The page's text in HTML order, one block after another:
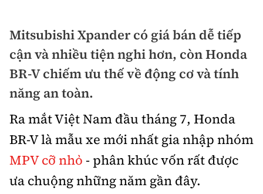
Góc nhìn
Tâm điểm
Xe chuyên dụng
Xe máy
Đánh giá xe
Đánh giá xe mới
So sánh
Lái mới
Tư vấn sử dụng
Chọn xe
Lái xe an toàn
Bảo hiểm xe
Sản phẩm bảo hiểm
Bồi thường bảo hiểm
Xe xanh
Video
Review xe
Mitsubishi Xpander có giá bán dễ tiếp
cận và nhiều tiện nghi hơn, còn Honda
BR-V chiếm ưu thế về động cơ và tính
năng an toàn.
Ra mắt Việt Nam đầu tháng 7, Honda
BR-V là mẫu xe mới nhất gia nhập nhóm
MPV cỡ nhỏ - phân khúc vốn rất được
ưa chuộng những năm gần đây.